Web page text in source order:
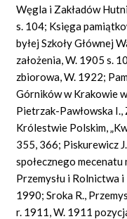
Węgla i Zakładów
s. 104; Księga
byłej Szkoły Głównej
założenia, W. 1905 s.
zbiorowa, W. 1922;
Górników w Krakowie
Pietrzak-Pawłowska
Królestwie Polskim,
355, 366; Piskurewicz
społecznego
Przemysłu i Rolnictwa
1990; Sroka R.,
r. 1911, W. 1911